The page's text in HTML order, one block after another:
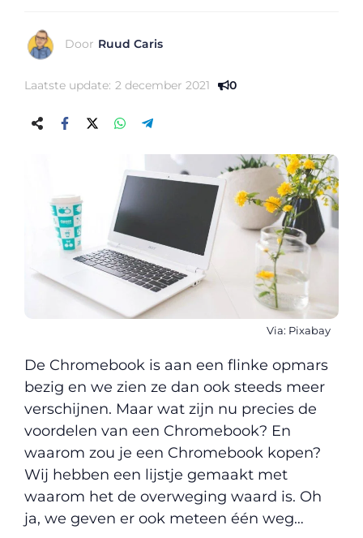
Door Ruud Caris
Laatste update: 2 december 2021 0
Via: Pixabay
De Chromebook is aan een flinke opmars
bezig en we zien ze dan ook steeds meer
verschijnen. Maar wat zijn nu precies de
voordelen van een Chromebook? En
waarom zou je een Chromebook kopen?
Wij hebben een lijstje gemaakt met
waarom het de overweging waard is. Oh
ja, we geven er ook meteen één weg…